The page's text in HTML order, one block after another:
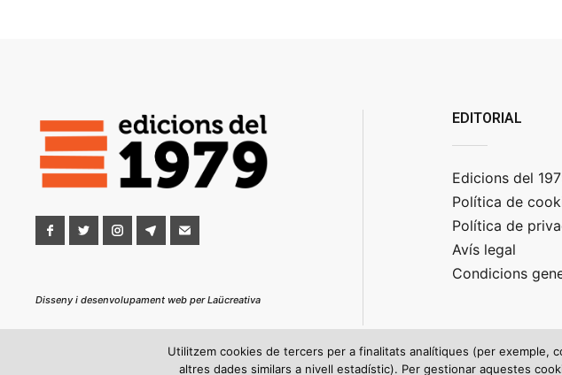
Disseny i desenvolupament web per Laücreativa
EDITORIAL
Edicions del
Política de
Política de
Avís legal
Condicions
Utilitzem cookies de tercers per a finalitats analítiques (per exemple,
altres dades similars a nivell estadístic). Per gestionar aquestes